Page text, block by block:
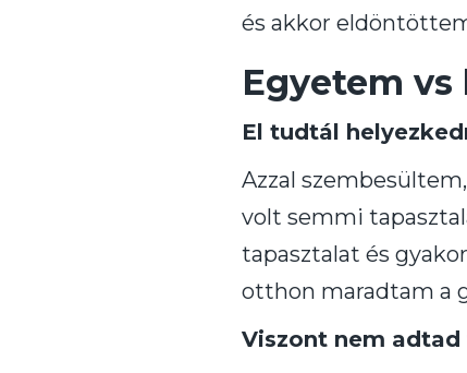
és akkor
Egyetem
El tudtál
Azzal
volt semmi
tapasztalat és
otthon maradtam a
Viszont nem adtad